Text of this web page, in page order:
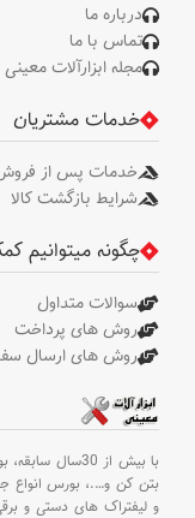
درباره ما
تماس با ما
مجله ابزارآلات معینی
خدمات مشتریان
خدمات پس از
شرایط بازگشت کالا
چگونه میتوانیم
سوالات متداول
روش های پرداخت
روش های ارسال
با بیش از 30سال سابقه،
بتن کن و….، بورس انواع
و لیفتراک های دستی و